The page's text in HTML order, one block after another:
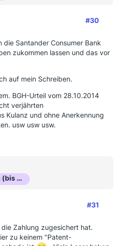
#30
die Santander Consumer Bank
zukommen lassen und das vor
auf mein Schreiben.
BGH-Urteil vom 28.10.2014
verjährten
Kulanz und ohne Anerkennung
usw usw usw.
Moderatorin (bis Okt 16)
#31
Zahlung zugesichert hat.
zu keinem "Patent-